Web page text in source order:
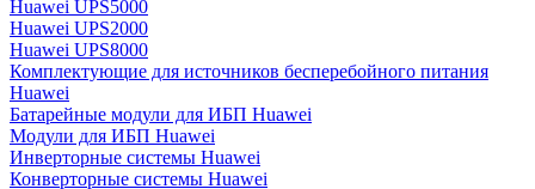
Huawei UPS5000
Huawei UPS2000
Huawei UPS8000
Комплектующие для источников бесперебойного питания
Huawei
Батарейные модули для ИБП Huawei
Модули для ИБП Huawei
Инверторные системы Huawei
Конверторные системы Huawei